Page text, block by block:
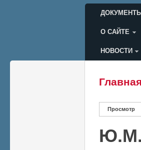
О САЙТЕ
Меню
НОВОСТИ
Вы
Главная
Просмотр
Ю.М.